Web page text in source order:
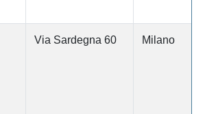
Via Sardegna 60 Milano